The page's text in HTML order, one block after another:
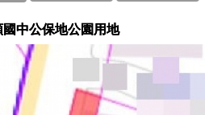
國中公保地公園用地